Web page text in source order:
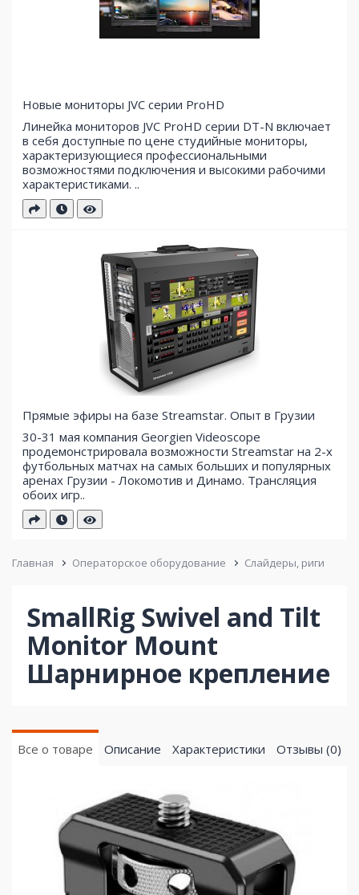
Новые мониторы JVC серии ProHD
Линейка мониторов JVC ProHD серии DT-N включает
в себя доступные по цене студийные мониторы,
характеризующиеся профессиональными
возможностями подключения и высокими рабочими
характеристиками. ..
Прямые эфиры на базе Streamstar. Опыт в Грузии
30-31 мая компания Georgien Videoscope
продемонстрировала возможности Streamstar на 2-х
футбольных матчах на самых больших и популярных
аренах Грузии - Локомотив и Динамо. Трансляция
обоих игр..
Главная Операторское оборудование Слайдеры, риги
SmallRig Swivel and Tilt
Monitor Mount
Шарнирное крепление
Все о товаре Описание Характеристики Отзывы (0)